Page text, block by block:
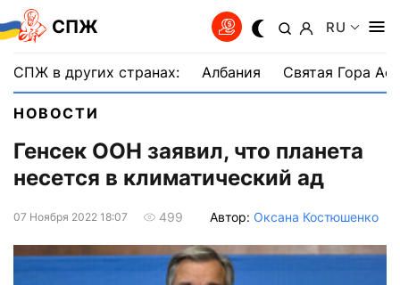
СПЖ RU
СПЖ в других странах: Албания Святая Гора
НОВОСТИ
Генсек ООН заявил, что планета
несется в климатический ад
07 Ноября 2022 18:07 499 Автор: Оксана Костюшенко